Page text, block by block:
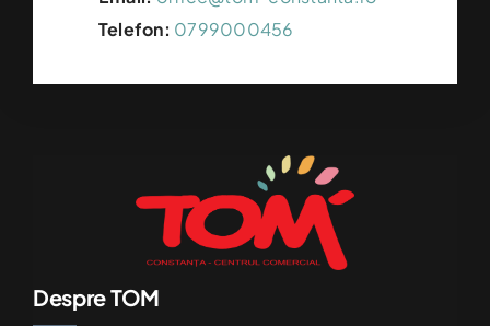
Telefon: 0799000456
Despre TOM